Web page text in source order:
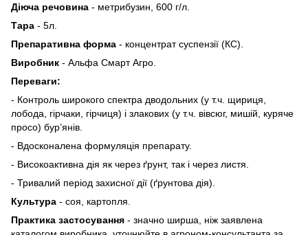
Діюча речовина - метрибузин, 600 г/л.
Тара - 5л.
Препаративна форма - концентрат суспензії (КС).
Виробник - Альфа Смарт Агро.
Переваги:
- Контроль широкого спектра дводольних (у т.ч. щириця,
лобода, гірчаки, гірчиця) і злакових (у т.ч. вівсюг, мишій, куряче
просо) бур’янів.
- Вдосконалена формуляція препарату.
- Високоактивна дія як через ґрунт, так і через листя.
- Тривалий період захисної дії (ґрунтова дія).
Культура - соя, картопля.
Практика застосування - значно ширша, ніж заявлена